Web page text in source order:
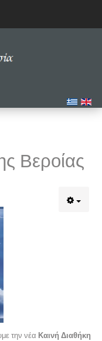
Βεροίας
την νέα Καινή Διαθήκη